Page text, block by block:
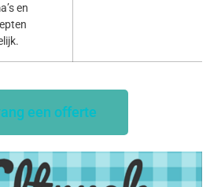
en
een offerte